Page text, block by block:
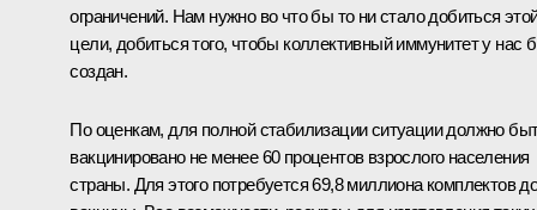
ограничений. Нам нужно во что бы то ни стало добиться
цели, добиться того, чтобы коллективный иммунитет у нас
создан.
По оценкам, для полной стабилизации ситуации должно
вакцинировано не менее 60 процентов взрослого населения
страны. Для этого потребуется 69,8 миллиона комплектов